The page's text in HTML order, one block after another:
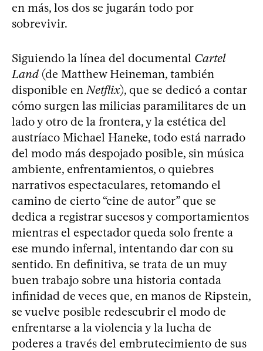
en más, los dos se jugarán todo por
sobrevivir.
Siguiendo la línea del documental Cartel
Land (de Matthew Heineman, también
disponible enNetflix), que se dedicó a contar
cómo surgen las milicias paramilitares de un
lado y otro de la frontera, y la estética del
austríaco Michael Haneke, todo está narrado
del modo más despojado posible, sin música
ambiente, enfrentamientos, o quiebres
narrativos espectaculares, retomando el
camino de cierto “cine de autor” que se
dedica a registrar sucesos y comportamientos
mientras el espectador queda solo frente a
ese mundo infernal, intentando dar con su
sentido. En definitiva, se trata de un muy
buen trabajo sobre una historia contada
infinidad de veces que, en manos de Ripstein,
se vuelve posible redescubrir el modo de
enfrentarse a la violencia y la lucha de
poderes a través del embrutecimiento de sus